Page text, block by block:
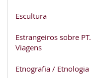
Escultura
Estrangeiros sobre PT.
Viagens
Etnografia / Etnologia